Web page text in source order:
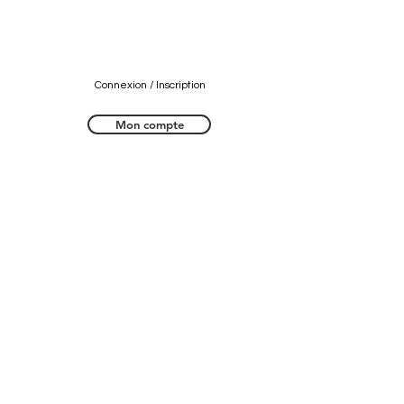
Connexion / Inscription
Mon compte